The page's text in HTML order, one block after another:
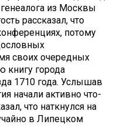
генеалога из Москвы
рассказал, что
потому
своих очередных
книгу города
1710 года. Услышав
начали активно что-
что наткнулся на
в Липецком